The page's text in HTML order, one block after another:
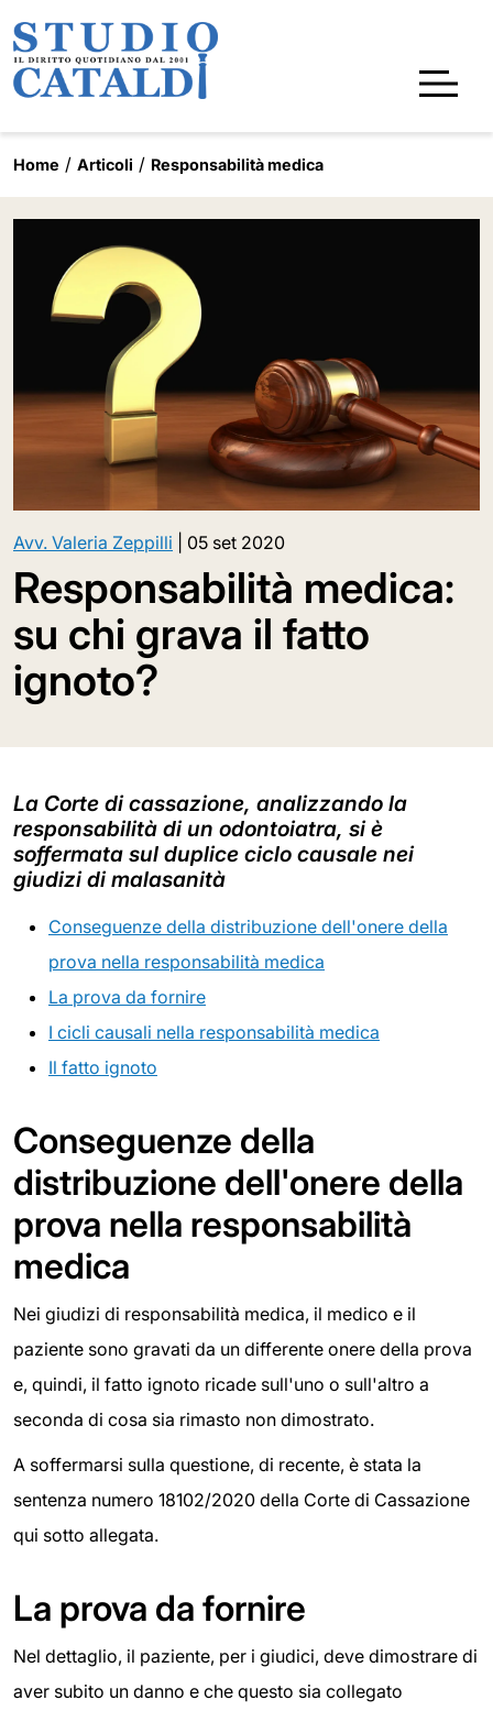
Home Articoli Responsabilità medica
Avv. Valeria Zeppilli 05 set 2020
Responsabilità medica:
su chi grava il fatto
ignoto?
La Corte di cassazione, analizzando la
responsabilità di un odontoiatra, si è
soffermata sul duplice ciclo causale nei
giudizi di malasanità
Conseguenze della distribuzione dell'onere della
prova nella responsabilità medica
La prova da fornire
I cicli causali nella responsabilità medica
Il fatto ignoto
Conseguenze della
distribuzione dell'onere della
prova nella responsabilità
medica
Nei giudizi di responsabilità medica, il medico e il
paziente sono gravati da un differente onere della prova
e, quindi, il fatto ignoto ricade sull'uno o sull'altro a
seconda di cosa sia rimasto non dimostrato.
A soffermarsi sulla questione, di recente, è stata la
sentenza numero 18102/2020 della Corte di Cassazione
qui sotto allegata.
La prova da fornire
Nel dettaglio, il paziente, per i giudici, deve dimostrare di
aver subito un danno e che questo sia collegato